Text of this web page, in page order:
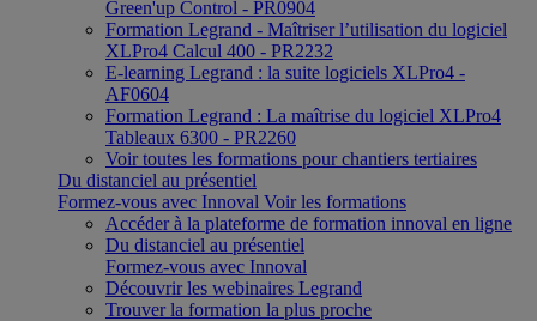
Green'up Control - PR0904
Formation Legrand - Maîtriser l’utilisation du logiciel
XLPro4 Calcul 400 - PR2232
E-learning Legrand : la suite logiciels XLPro4 -
AF0604
Formation Legrand : La maîtrise du logiciel XLPro4
Tableaux 6300 - PR2260
Voir toutes les formations pour chantiers tertiaires
Du distanciel au présentiel
Formez-vous avec Innoval Voir les formations
Accéder à la plateforme de formation innoval en ligne
Du distanciel au présentiel
Formez-vous avec Innoval
Découvrir les webinaires Legrand
Trouver la formation la plus proche